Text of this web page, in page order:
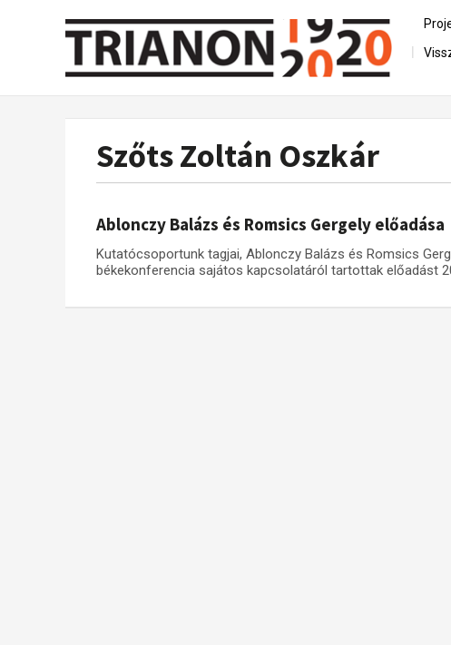
Az
Szőts Zoltán Oszkár
Ablonczy Balázs és Romsics Gergely előadása
Kutatócsoportunk tagjai, Ablonczy Balázs és Romsics
békekonferencia sajátos kapcsolatáról tartottak előadást